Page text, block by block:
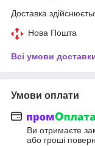
Доставка
Нова Пошта
Всі умови
Умови оплати
Ви отримаєте
або гроші